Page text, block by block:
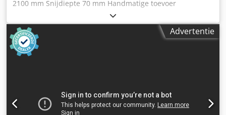
2100 mm Snijdiepte 70 mm Handmatige toevoer
Automatisch uitwijkend rooster Buitenmaat L x B x H ca.
6550 x 1500 x 3010 mm Chjdoyrpk Ispfx Ahuoa
Advertentie